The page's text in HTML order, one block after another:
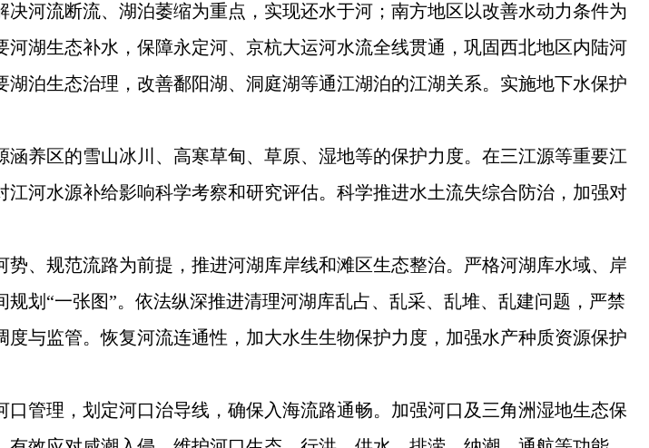
决河流断流、湖泊萎缩为重点，实现还水于河；南方地区以改善水动力条件为
湖生态补水，保障永定河、京杭大运河水流全线贯通，巩固西北地区内陆河
泊生态治理，改善鄱阳湖、洞庭湖等通江湖泊的江湖关系。实施地下水保护
涵养区的雪山冰川、高寒草甸、草原、湿地等的保护力度。在三江源等重要江
河水源补给影响科学考察和研究评估。科学推进水土流失综合防治，加强对
势、规范流路为前提，推进河湖库岸线和滩区生态整治。严格河湖库水域、岸
划“一张图”。依法纵深推进清理河湖库乱占、乱采、乱堆、乱建问题，严禁
与监管。恢复河流连通性，加大水生生物保护力度，加强水产种质资源保护
口管理，划定河口治导线，确保入海流路通畅。加强河口及三角洲湿地生态保